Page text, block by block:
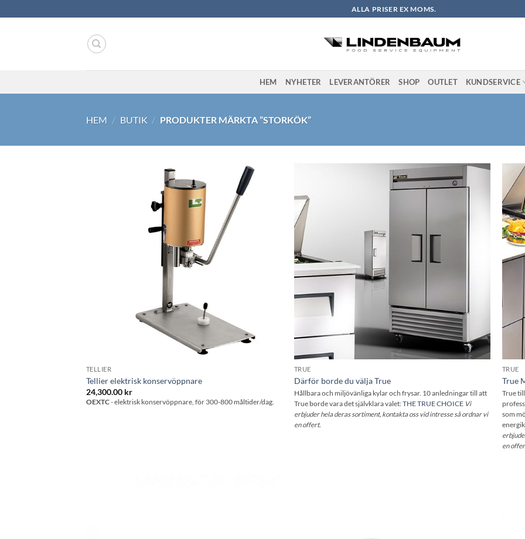
to
ALLA PRISER EX MOMS.
HEM NYHETER LEVERANTÖRER SHOP OUTLET KUNDSERVICE
HEM / BUTIK / PRODUKTER MÄRKTA ”STORKÖK”
Lägg till i
TELLIER
Tellier elektrisk konservöppnare
24,300.00 kr
OEXTC- elektrisk konservöppnare, för 300-800 måltider/dag.
TRUE
Därför borde du välja True
Hållbara och miljövänliga kylar och frysar. 10 anledningar till att
True borde vara det självklara valet:THE TRUE CHOICE Vi
erbjuder hela deras sortiment, kontakta oss vid intresse så ordnar vi
en offert.
TRUE
True
True
som
en